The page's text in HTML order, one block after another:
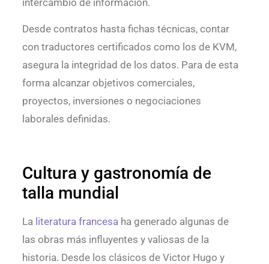
Desde contratos hasta fichas técnicas, contar
con traductores certificados como los de KVM,
asegura la integridad de los datos. Para de esta
forma alcanzar objetivos comerciales,
proyectos, inversiones o negociaciones
laborales definidas.
Cultura y gastronomía de
talla mundial
La literatura francesa ha generado algunas de
las obras más influyentes y valiosas de la
historia. Desde los clásicos de Victor Hugo y